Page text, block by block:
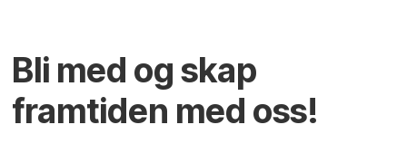
Bli med og skap
framtiden med oss!